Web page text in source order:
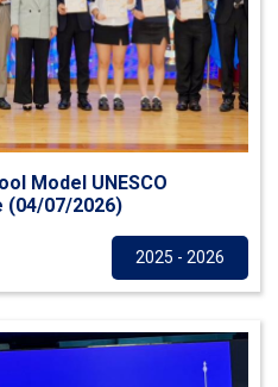
Model UNESCO
(04/07/2026)
2025 - 2026